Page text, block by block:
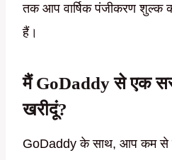
तक आप वार्षिक पंजीकरण शुल्क
हैं।
मैं GoDaddy से एक
खरीदूं?
GoDaddy के साथ, आप कम से